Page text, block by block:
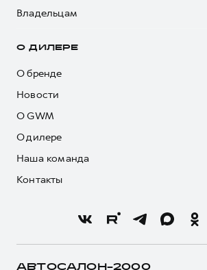
Владельцам
О ДИЛЕРЕ
О бренде
Новости
О GWM
О дилере
Наша команда
Контакты
АВТОСАЛОН-2000